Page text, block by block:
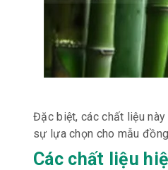
Đặc biệt, các chất liệu
sự lựa chọn cho mẫu
Các chất liệu